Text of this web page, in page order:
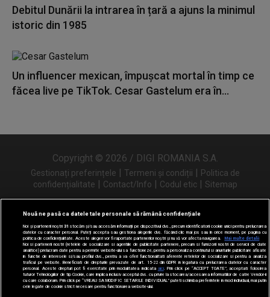
Debitul Dunării la intrarea în țară a ajuns la minimul
istoric din 1985
Un influencer mexican, împușcat mortal în timp ce
făcea live pe TikTok. Cesar Gastelum era în...
Copyright © 2026 / DIGI ROMANIA S.A.
Gestionați preferințele | Termeni și condiții | Politica de
confidențialitate | Contact/Info | Codul etic | Sitemap
Urmărește-ne și pe
Nouă ne pasă ca datele tale personale să rămână confidențiale
Noi și partenerii noștri31 stocăm și/sau accesăm informații pe dispozitivul dvs., precum identificatorii cookie unici pentru prelucrarea
datelor cu caracter personal. Puteți accepta sau gestiona alegerile dvs. făcând clic mai jos sau în orice moment, pe pagina cu
politica de confidențialitate. Aceste alegeri vor fi raportate partenerilor noștri și nu vă vor afecta navigarea.
Mai multe detalii
Noi si partenerii nostri (retelele de socializare si agentiile de publicitate partenere, precum si furnizorii nostri de servicii de date
analitice) prelucram date pentru a permite website-ului sa functioneze, pentru a personaliza continutul si anunturile publicitare afisate
in functie de interesele si/sau profilul dvs., pentru a va oferi functionalitati aferente retelelor de socializare si pentru a analiza
traficul pe website. Beneficiati de drepturile prevazute de art. 15-22 din GDPR in legatura cu prelucrarea datelor cu caracter
personal. Aceste drepturi pot fi exercitate prin modalitatea indicata aici. Prin click pe “ACCEPT TOATE”, acceptati folosirea
tuturor Tehnologiilor de tip Cookie, care implica inclusiv acceptul dvs. cu privire la stocarea/accesarea informatiilor de catre Vendor-ii
cu care colaboram. Prin click pe “VREAU SA MODIFIC SETARILE INDIVIDUAL” puteti schimba preferintele in mod individual, mai putin
cele legate de cookie strict necesare pentru functionarea website-ului.